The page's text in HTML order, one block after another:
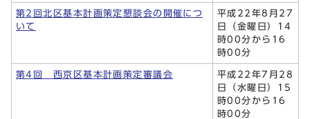
第2回北区基本計画策定懇談会の開催につ
いて
平成22年8月27
日（金曜日）14
時00分から16
時00分
第4回 西京区基本計画策定審議会
平成22年7月28
日（水曜日）15
時00分から16
時00分